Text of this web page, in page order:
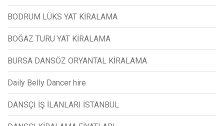
BODRUM LÜKS YAT KİRALAMA
BOĞAZ TURU YAT KİRALAMA
BURSA DANSÖZ ORYANTAL KİRALAMA
Daily Belly Dancer hire
DANSÇI İŞ İLANLARI İSTANBUL